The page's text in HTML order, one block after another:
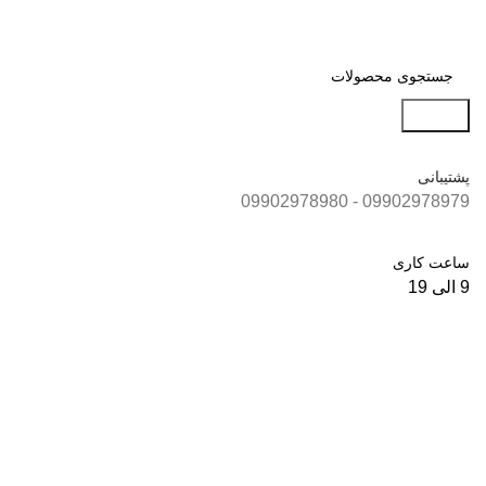
پشتیبانی
09902978979 - 09902978980
ساعت کاری
9 الی 19